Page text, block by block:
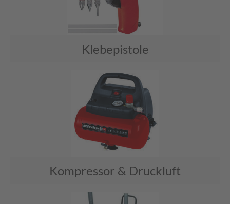
Klebepistole
Kompressor & Druckluft